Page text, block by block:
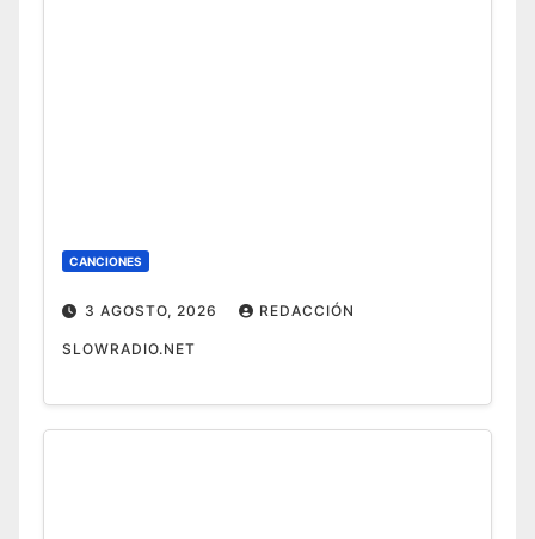
CANCIONES
3 AGOSTO, 2026 REDACCIÓN
SLOWRADIO.NET